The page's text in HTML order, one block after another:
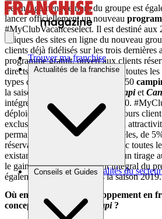
Trouver ma franchise
Actualités de la franchise
Brèves et actus Actualités du secteur
Conseils et Guides
Le changement de nom du groupe est
lancer officiellement un nouveau
#MyClubVacanceselect. Il est destiné aux
uniques des sites en ligne du nouveau
clients déjà fidélisés sur les trois dernières
programme gratuit, ouvert aux clients
directs du groupe un séjour pour toutes
types d’hébergements : plus de 250
la saison 2019 sur les offres
Tohapiet
intégreront le programme en 2020.
déploiera sur l’ensemble du parcours
exclusives et personnalisées. Son
permanente, pour nos clients fidèles, de
réservations Web, cumulable avec toutes
existantes. Pour tous les clients, un tirage
le gain est le remboursement intégral du
également mis en place dès la saison 2019.
Où en êtes-vous du développement en
concept de campingTohapi ?